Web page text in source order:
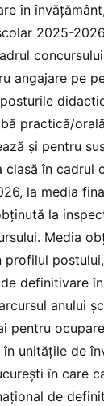
în
2025-
angajare pe
practică/
și pentru
clasă în cadrul
la media
la
Media
profilul
definitivare
anului
pentru
unităţile de
în care
de